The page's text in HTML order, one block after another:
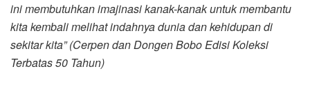
ini membutuhkan imajinasi kanak-kanak untuk membantu
kita kembali melihat indahnya dunia dan kehidupan di
sekitar kita”(Cerpen dan Dongen Bobo Edisi Koleksi
Terbatas 50 Tahun)